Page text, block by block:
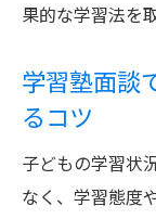
果的な学習法を
学習塾面談
るコツ
子どもの学習状
なく、学習態度